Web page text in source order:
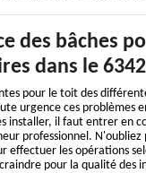
des bâches
dans le
pour le toit des
urgence ces problèmes
installer, il faut entrer en
professionnel. N'oubliez
effectuer les opérations
pour la qualité des